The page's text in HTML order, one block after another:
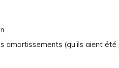
(qu’ils aient